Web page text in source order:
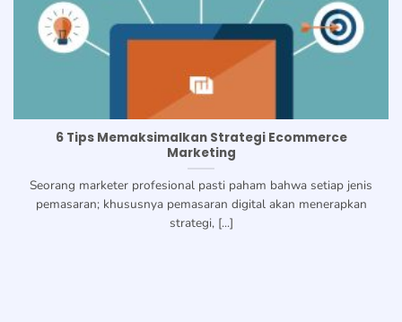
6 Tips Memaksimalkan Strategi Ecommerce
Marketing
Seorang marketer profesional pasti paham bahwa setiap jenis
pemasaran; khususnya pemasaran digital akan menerapkan
strategi, [...]